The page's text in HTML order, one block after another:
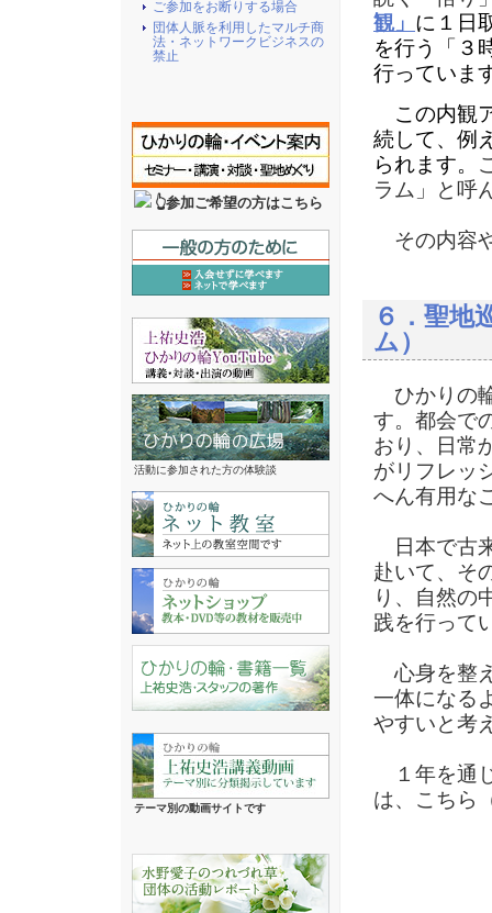
観」 に１日
を行う「３
行っていま
この内観
続して、例
られます。
ラム」と呼
その内容
６． 聖地
ム）
ひかりの
す。都会で
おり、日常
がリフレッ
へん有用な
日本で古
赴いて、そ
り、自然の
践を行って
心身を整
一体になる
やすいと考
１年を通
は、こちら
ご参加をお断りする場合
団体人脈を利用したマルチ商
法・ネットワークビジネスの
禁止
👆参加ご希望の方はこちら
活動に参加された方の体験談
テーマ別の動画サイトです